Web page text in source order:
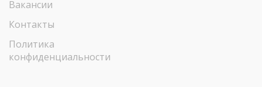
Вакансии
Контакты
Политика
конфиденциальности